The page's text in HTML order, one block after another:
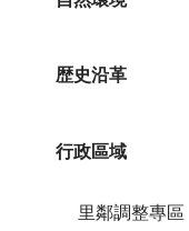
歴史沿革
行政區域
里鄰調整專區